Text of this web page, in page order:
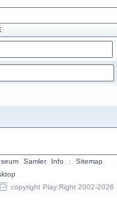
Samler Info :
Sitemap
copyright Play:Right 2002-2026